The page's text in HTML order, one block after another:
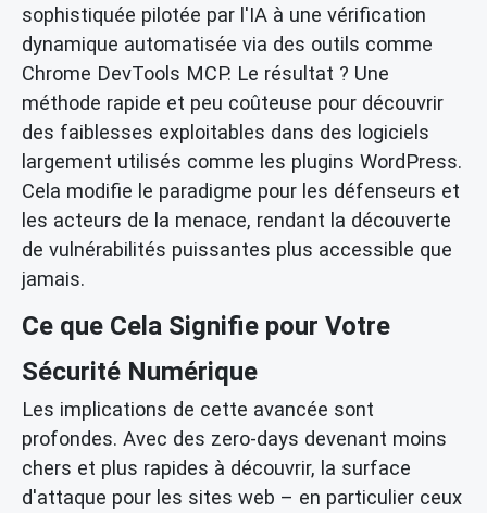
sophistiquée pilotée par l'IA à une vérification
dynamique automatisée via des outils comme
Chrome DevTools MCP. Le résultat ? Une
méthode rapide et peu coûteuse pour découvrir
des faiblesses exploitables dans des logiciels
largement utilisés comme les plugins WordPress.
Cela modifie le paradigme pour les défenseurs et
les acteurs de la menace, rendant la découverte
de vulnérabilités puissantes plus accessible que
jamais.
Ce que Cela Signifie pour Votre
Sécurité Numérique
Les implications de cette avancée sont
profondes. Avec des zero-days devenant moins
chers et plus rapides à découvrir, la surface
d'attaque pour les sites web – en particulier ceux